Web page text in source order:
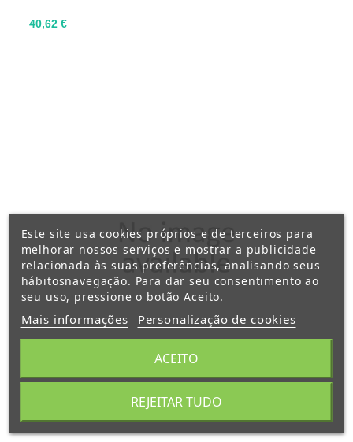
Preço
40,62 €
Este site usa cookies próprios e de terceiros para
melhorar nossos serviços e mostrar a publicidade
relacionada às suas preferências, analisando seus
hábitosnavegação. Para dar seu consentimento ao
seu uso, pressione o botão Aceito.
Mais informações Personalização de cookies
REJEITAR TUDO
ACEITO